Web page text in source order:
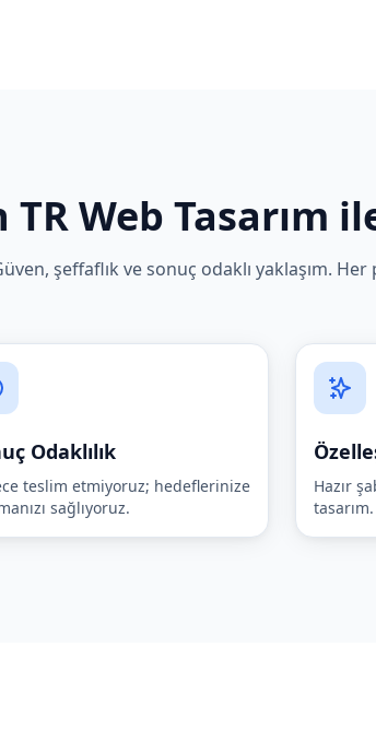
Web Tasarım
şeffaflık ve sonuç odaklı yaklaşım.
Odaklılık
teslim etmiyoruz; hedeflerinize
sağlıyoruz.
Hazır
tasarım.